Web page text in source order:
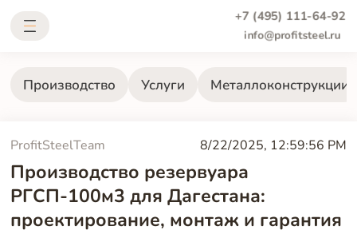
+7 (495) 111-64-92
info@profitsteel.ru
Производство Услуги Металлоконструкции
ProfitSteelTeam 8/22/2025, 12:59:56 PM
Производство резервуара
РГСП-100м3 для Дагестана:
проектирование, монтаж и гарантия